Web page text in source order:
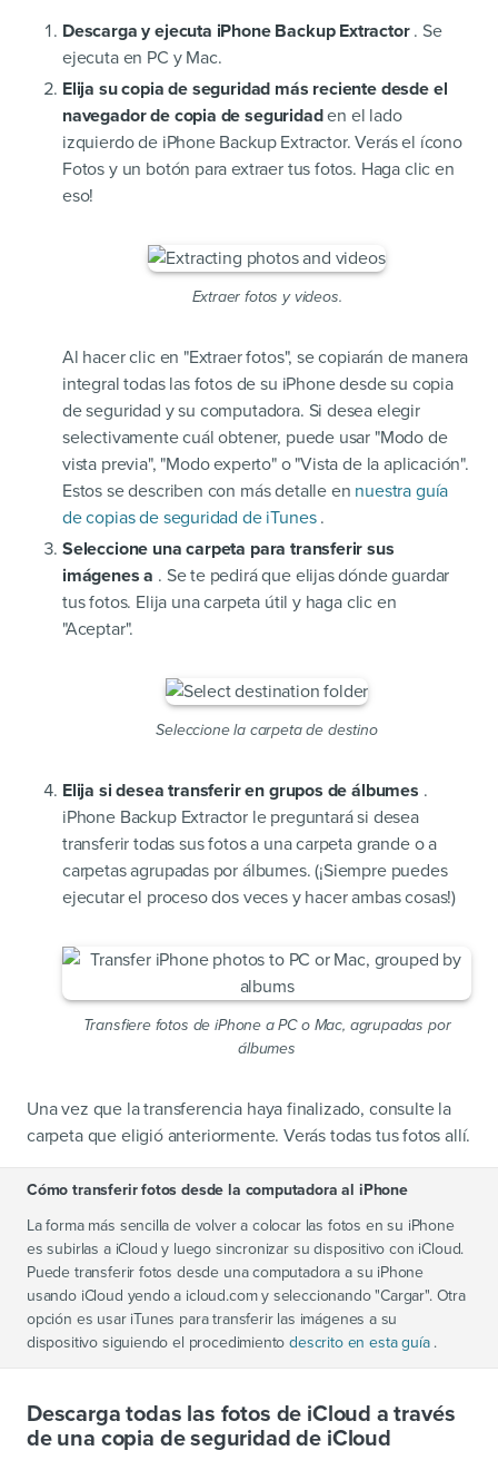
Descarga y ejecuta iPhone Backup Extractor. Se
ejecuta en PC y Mac.
Elija su copia de seguridad más reciente desde el
navegador de copia de seguridaden el lado
izquierdo de iPhone Backup Extractor. Verás el ícono
Fotos y un botón para extraer tus fotos. Haga clic en
eso!
Extraer fotos y videos.
Al hacer clic en "Extraer fotos", se copiarán de manera
integral todas las fotos de su iPhone desde su copia
de seguridad y su computadora. Si desea elegir
selectivamente cuál obtener, puede usar "Modo de
vista previa", "Modo experto" o "Vista de la aplicación".
Estos se describen con más detalle en nuestra guía
de copias de seguridad de iTunes.
Seleccione una carpeta para transferir sus
imágenes a . Se te pedirá que elijas dónde guardar
tus fotos. Elija una carpeta útil y haga clic en
"Aceptar".
Seleccione la carpeta de destino
Elija si desea transferir en grupos de álbumes .
iPhone Backup Extractor le preguntará si desea
transferir todas sus fotos a una carpeta grande o a
carpetas agrupadas por álbumes. (¡Siempre puedes
ejecutar el proceso dos veces y hacer ambas cosas!)
Transfiere fotos de iPhone a PC o Mac, agrupadas por
álbumes
Una vez que la transferencia haya finalizado, consulte la
carpeta que eligió anteriormente. Verás todas tus fotos allí.
Cómo transferir fotos desde la computadora al iPhone
La forma más sencilla de volver a colocar las fotos en su iPhone
es subirlas a iCloud y luego sincronizar su dispositivo con iCloud.
Puede transferir fotos desde una computadora a su iPhone
usando iCloud yendo a icloud.com y seleccionando "Cargar". Otra
opción es usar iTunes para transferir las imágenes a su
dispositivo siguiendo el procedimientodescrito en esta guía.
Descarga todas las fotos de iCloud a través
de una copia de seguridad de iCloud